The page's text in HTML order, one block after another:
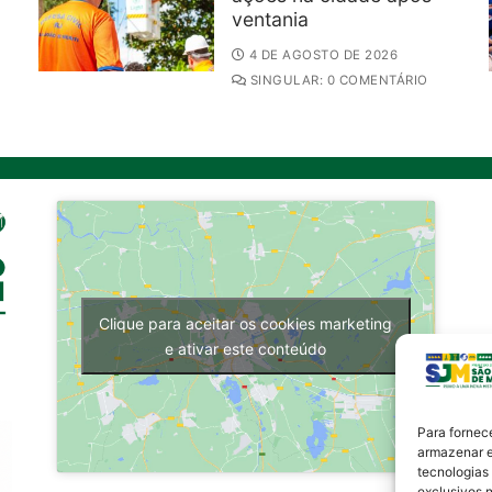
Para
armazenar
tecnologias
ventania
4 DE AGOSTO DE 2026
SINGULAR: 0 COMENTÁRIO
Clique para aceitar os cookies marketing
e ativar este conteúdo